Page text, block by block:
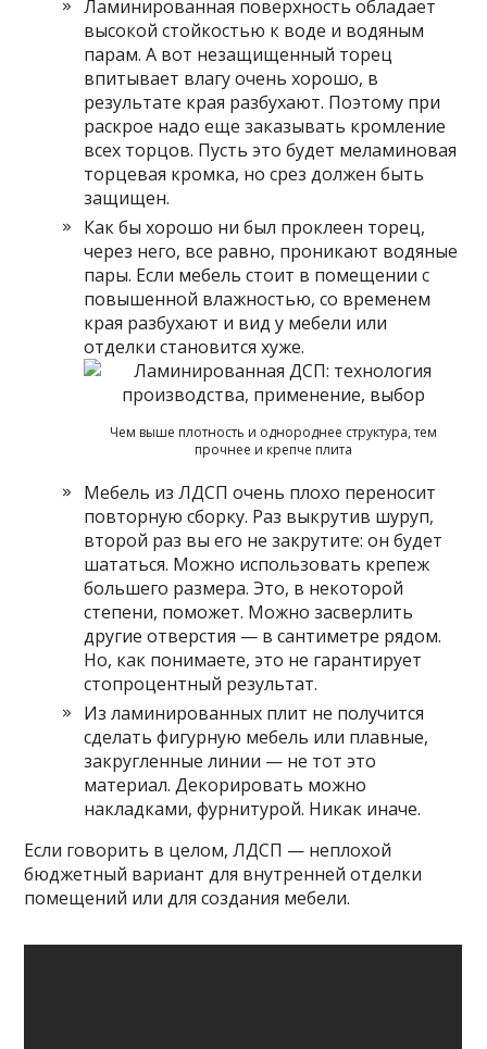
Ламинированная поверхность обладает
высокой стойкостью к воде и водяным
парам. А вот незащищенный торец
впитывает влагу очень хорошо, в
результате края разбухают. Поэтому при
раскрое надо еще заказывать кромление
всех торцов. Пусть это будет меламиновая
торцевая кромка, но срез должен быть
защищен.
Как бы хорошо ни был проклеен торец,
через него, все равно, проникают водяные
пары. Если мебель стоит в помещении с
повышенной влажностью, со временем
края разбухают и вид у мебели или
отделки становится хуже.
Чем выше плотность и однороднее структура, тем
прочнее и крепче плита
Мебель из ЛДСП очень плохо переносит
повторную сборку. Раз выкрутив шуруп,
второй раз вы его не закрутите: он будет
шататься. Можно использовать крепеж
большего размера. Это, в некоторой
степени, поможет. Можно засверлить
другие отверстия — в сантиметре рядом.
Но, как понимаете, это не гарантирует
стопроцентный результат.
Из ламинированных плит не получится
сделать фигурную мебель или плавные,
закругленные линии — не тот это
материал. Декорировать можно
накладками, фурнитурой. Никак иначе.
Если говорить в целом, ЛДСП — неплохой
бюджетный вариант для внутренней отделки
помещений или для создания мебели.